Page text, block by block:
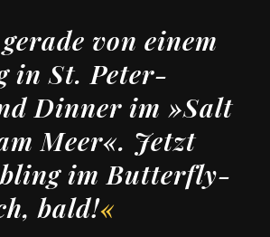
von einem
in St. Peter-
Dinner im »Salt
Meer«. Jetzt
im Butterfly-
bald!«